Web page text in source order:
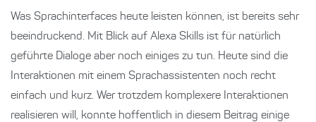
Was Sprachinterfaces heute leisten können, ist bereits sehr
beeindruckend. Mit Blick auf Alexa Skills ist für natürlich
geführte Dialoge aber noch einiges zu tun. Heute sind die
Interaktionen mit einem Sprachassistenten noch recht
einfach und kurz. Wer trotzdem komplexere Interaktionen
realisieren will, konnte hoffentlich in diesem Beitrag einige